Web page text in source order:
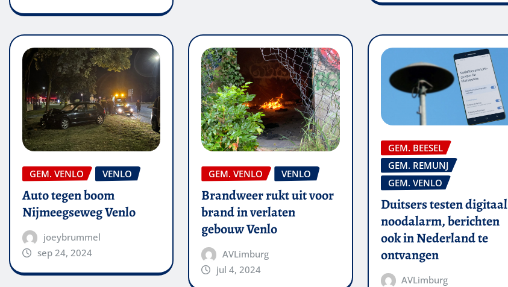
GEM. VENLO VENLO
Auto tegen boom
Nijmeegseweg Venlo
joeybrummel
sep 24, 2024
GEM. VENLO VENLO
Brandweer rukt uit voor
brand in verlaten
gebouw Venlo
AVLimburg
jul 4, 2024
GEM. BEESEL
GEM. REMUNJ
GEM. VENLO
Duitsers testen digitaal
noodalarm, berichten
ook in Nederland te
ontvangen
AVLimburg